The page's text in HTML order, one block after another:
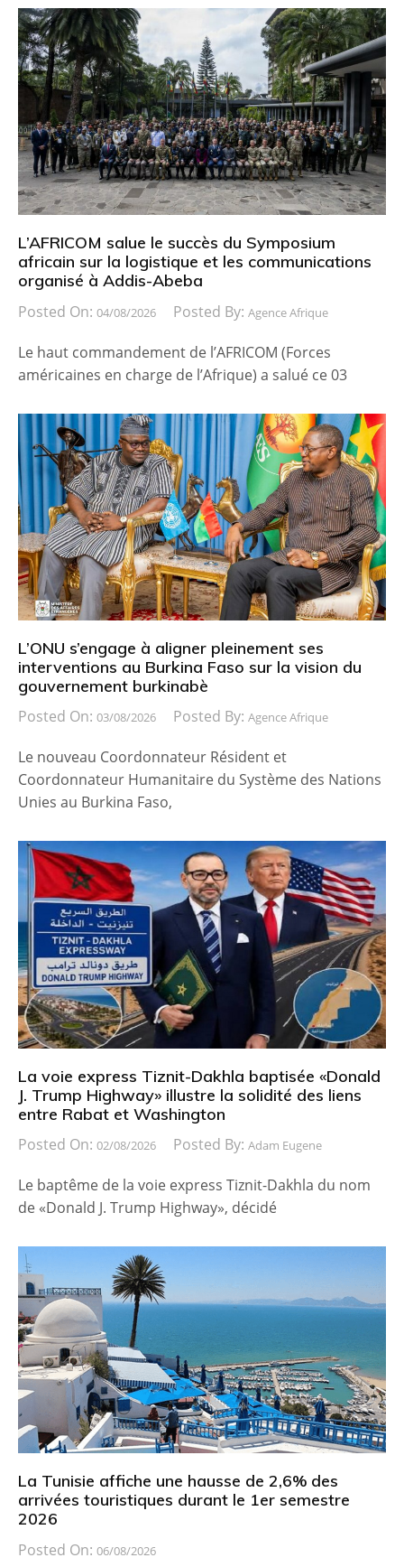
L’AFRICOM salue le succès du Symposium
africain sur la logistique et les communications
organisé à Addis-Abeba
Posted On: 04/08/2026 Posted By: Agence Afrique
Le haut commandement de l’AFRICOM (Forces
américaines en charge de l’Afrique) a salué ce 03
L’ONU s’engage à aligner pleinement ses
interventions au Burkina Faso sur la vision du
gouvernement burkinabè
Posted On: 03/08/2026 Posted By: Agence Afrique
Le nouveau Coordonnateur Résident et
Coordonnateur Humanitaire du Système des Nations
Unies au Burkina Faso,
La voie express Tiznit-Dakhla baptisée «Donald
J. Trump Highway» illustre la solidité des liens
entre Rabat et Washington
Posted On: 02/08/2026 Posted By: Adam Eugene
Le baptême de la voie express Tiznit-Dakhla du nom
de «Donald J. Trump Highway», décidé
La Tunisie affiche une hausse de 2,6% des
arrivées touristiques durant le 1er semestre
2026
Posted On: 06/08/2026